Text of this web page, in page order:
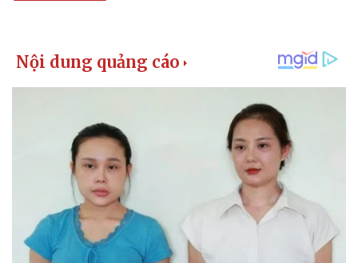
Bất động sản
Khởi nghiệp
Thị trường
Giá vàng
Tiêu dùng
Chứng khoán
Giá cà phê